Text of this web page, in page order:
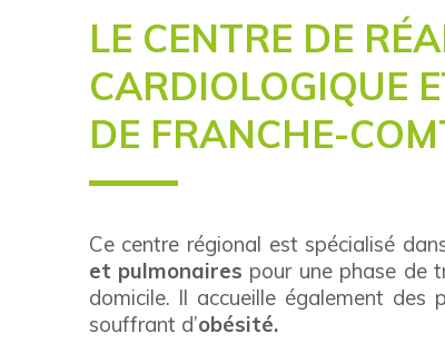
LE CENTRE DE
CARDIOLOGIQUE
DE FRANCHE-
Ce centre régional est spécialisé
et pulmonaires pour une phase de
domicile. Il accueille également des
souffrant d’obésité.